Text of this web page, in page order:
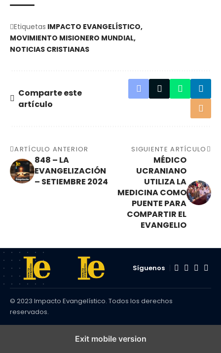
Etiquetas IMPACTO EVANGELÍSTICO
MOVIMIENTO MISIONERO MUNDIAL
NOTICIAS CRISTIANAS
Comparte este
artículo
ARTÍCULO ANTERIOR
848 – LA
EVANGELIZACIÓN
– SETIEMBRE 2024
SIGUIENTE ARTÍCULO
MÉDICO
UCRANIANO
UTILIZA LA
MEDICINA COMO
PUENTE PARA
COMPARTIR EL
EVANGELIO
Síguenos
© 2023 Impacto Evangelístico. Todos los derechos
reservados.
Exit mobile version